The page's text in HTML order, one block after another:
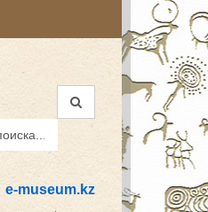
e-museum.kz